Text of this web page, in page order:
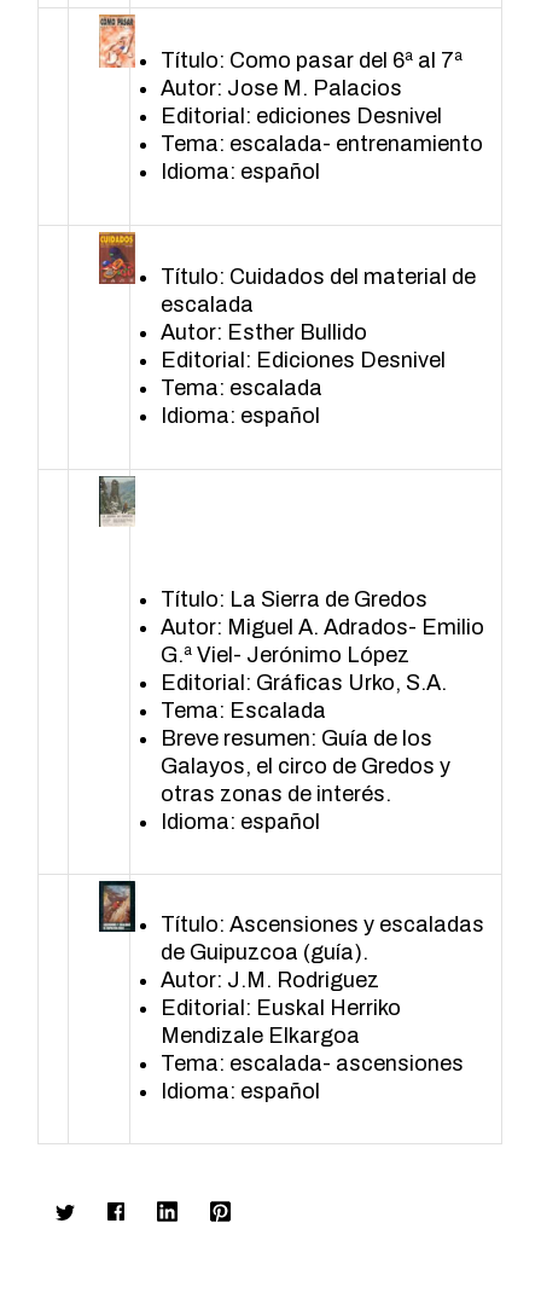
Título: Como pasar del 6ª al 7ª
Autor: Jose M. Palacios
Editorial: ediciones Desnivel
Tema: escalada- entrenamiento
Idioma: español
Título: Cuidados del material de
escalada
Autor: Esther Bullido
Editorial: Ediciones Desnivel
Tema: escalada
Idioma: español
Título: La Sierra de Gredos
Autor: Miguel A. Adrados- Emilio
G.ª Viel- Jerónimo López
Editorial: Gráficas Urko, S.A.
Tema: Escalada
Breve resumen: Guía de los
Galayos, el circo de Gredos y
otras zonas de interés.
Idioma: español
Título: Ascensiones y escaladas
de Guipuzcoa (guía).
Autor: J.M. Rodriguez
Editorial: Euskal Herriko
Mendizale Elkargoa
Tema: escalada- ascensiones
Idioma: español